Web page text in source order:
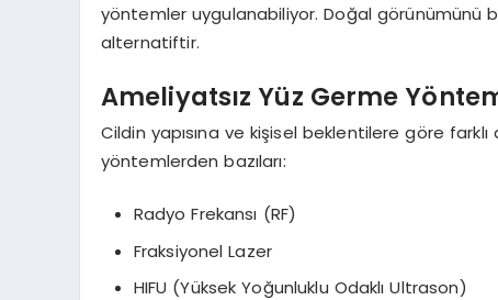
yöntemler uygulanabiliyor. Doğal görünümünü
alternatiftir.
Ameliyatsız Yüz Germe
Cildin yapısına ve kişisel beklentilere göre
yöntemlerden bazıları:
Radyo Frekansı (RF)
Fraksiyonel Lazer
HIFU (Yüksek Yoğunluklu Odaklı Ultrason)